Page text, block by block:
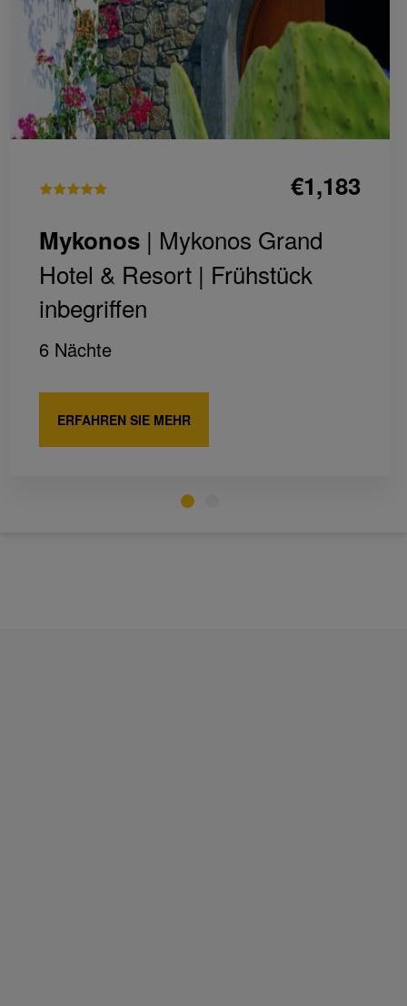
€1,183
Mykonos | Mykonos Grand
Hotel & Resort | Frühstück
inbegriffen
6 Nächte
ERFAHREN SIE MEHR